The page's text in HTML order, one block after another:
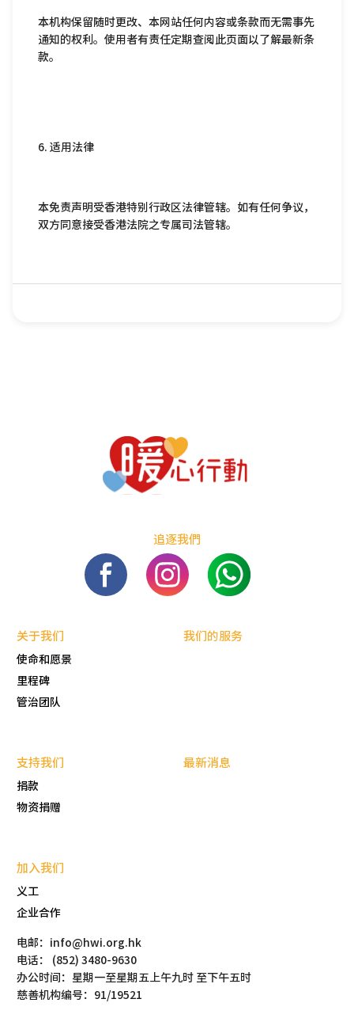
本机构保留随时更改、本网站任何内容或条款而无需事先
通知的权利。使用者有责任定期查阅此页面以了解最新条
款。
6. 适用法律
本免责声明受香港特别行政区法律管辖。如有任何争议，
双方同意接受香港法院之专属司法管辖。
追逐我們
关于我们
使命和愿景
里程碑
管治团队
我们的服务
支持我们
捐款
物资捐赠
最新消息
加入我们
义工
企业合作
电邮：info@hwi.org.hk
电话： (852) 3480-9630
办公时间：星期一至星期五上午九时 至下午五时
慈善机构编号：91/19521